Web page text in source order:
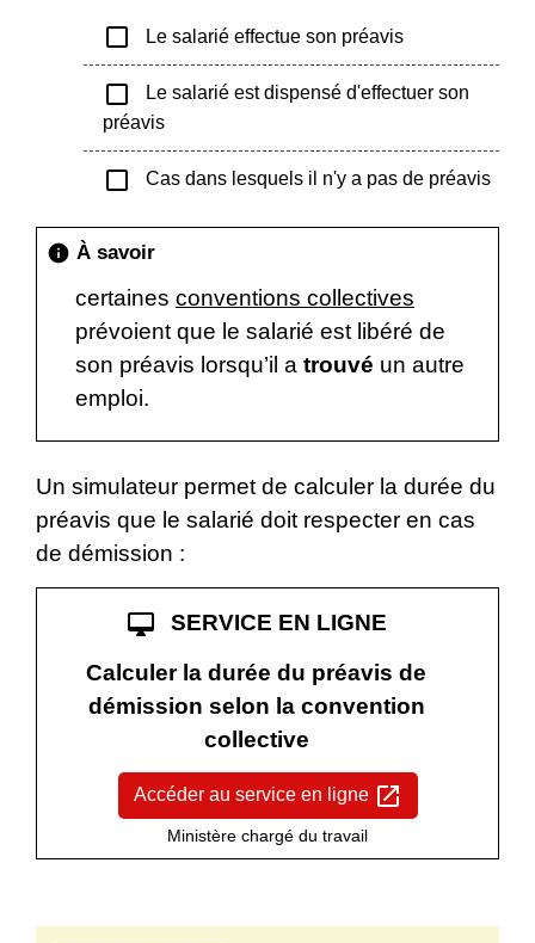
check_box_outline_blank Le salarié effectue son préavis
check_box_outline_blank
Le salarié est dispensé d'effectuer son
préavis
check_box_outline_blank Cas dans lesquels il n'y a pas de préavis
info À savoir
certaines conventions collectives
prévoient que le salarié est libéré de
son préavis lorsqu’il a trouvé un autre
emploi.
Un simulateur permet de calculer la durée du
préavis que le salarié doit respecter en cas
de démission :
desktop_mac
SERVICE EN LIGNE
Calculer la durée du préavis de
démission selon la convention
collective
Accéder au service en ligne open_in_new
Ministère chargé du travail